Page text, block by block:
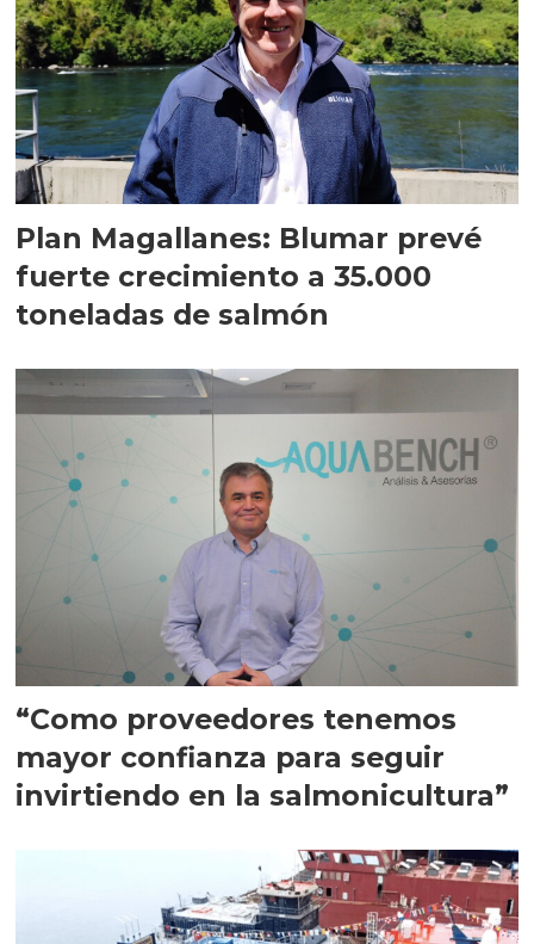
Plan Magallanes: Blumar prevé
fuerte crecimiento a 35.000
toneladas de salmón
“Como proveedores tenemos
mayor confianza para seguir
invirtiendo en la salmonicultura”